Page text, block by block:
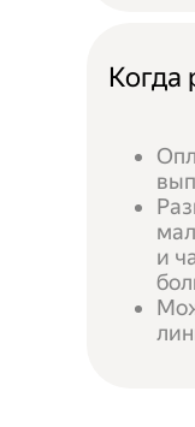
Когда
и